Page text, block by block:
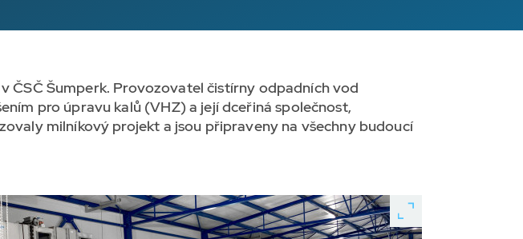
ČSČ Šumperk. Provozovatel čistírny odpadních vod
pro úpravu kalů (VHZ) a její dceřiná společnost,
milníkový projekt a jsou připraveny na všechny budoucí